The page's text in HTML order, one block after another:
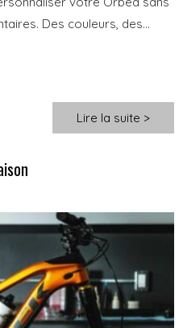
Des couleurs, des...
Lire la suite >